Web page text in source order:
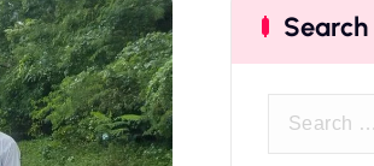
Search